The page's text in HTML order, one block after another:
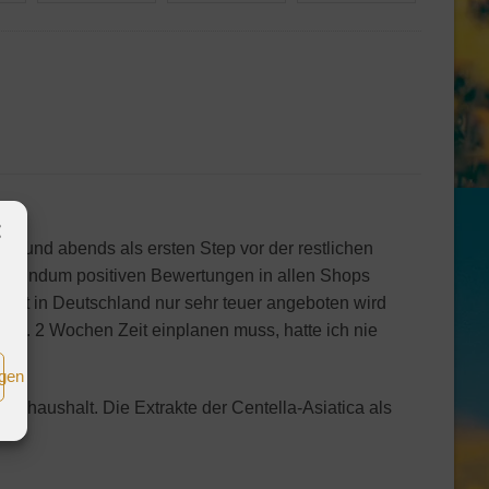
und abends als ersten Step vor der restlichen
rundum positiven Bewertungen in allen Shops
in Deutschland nur sehr teuer angeboten wird
2 Wochen Zeit einplanen muss, hatte ich nie
Die Extrakte der Centella-Asiatica als